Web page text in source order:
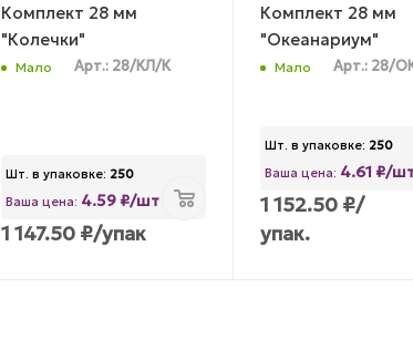
Комплект 28 мм
"Колечки"
Мало Арт.: 28/КЛ/К
Шт. в упаковке: 250
Ваша цена: 4.59 ₽/шт
1 147.50₽/упак
Комплект 28 мм
"Океанариум"
Мало Арт.: 28/
Шт. в упаковке: 250
Ваша цена: 4.61 ₽/
1 152.50 ₽/
упак.